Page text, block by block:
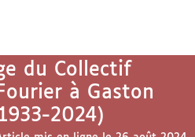
du Collectif
à Gaston
2024)